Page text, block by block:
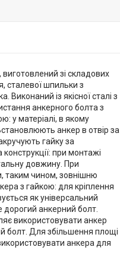
зі складових
сталевої шпильки з
із якісної сталі з
анкерного болта з
у матеріалі, в якому
анкер в отвір за
гайку за
при монтажі
довжину. При
таким чином, зовнішню
з гайкою: для кріплення
як універсальний
дорогий анкерний болт.
використовувати анкер
болт. Для збільшення площі
анкера для